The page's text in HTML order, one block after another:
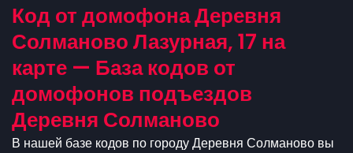
Код от домофона Деревня
Солманово Лазурная, 17 на
карте — База кодов от
домофонов подъездов
Деревня Солманово
В нашей базе кодов по городу Деревня Солманово вы